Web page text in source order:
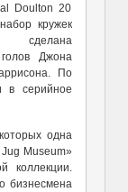
Doulton 20
кружек
сделана
голов Джона
По
в серийное
одна
Museum»
коллекции.
бизнесмена